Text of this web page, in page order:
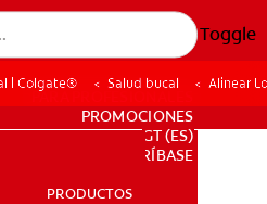
Toggle
PARA PROFESIONALES
PROMOCIONES
GT (ES)
SUSCRÍBASE
PRODUCTOS
| Colgate® Salud bucal Alinear